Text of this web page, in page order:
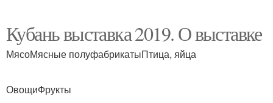
Кубань выставка 2019. О выставке
МясоМясные полуфабрикатыПтица, яйца
ОвощиФрукты